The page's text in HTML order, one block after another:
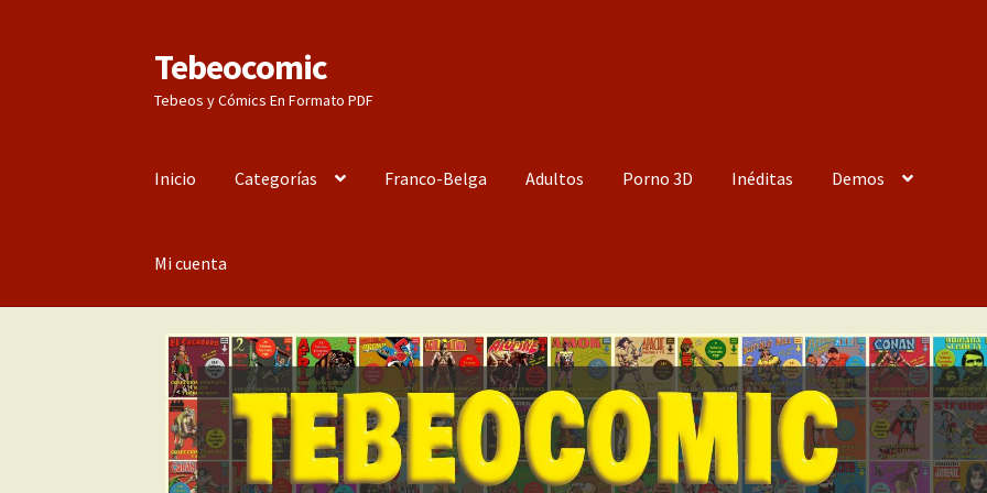
Ir
a
la
Ir
al
contenido
Tebeocomic
Tebeos y Cómics En Formato PDF
Inicio Categorías Franco-Belga Adultos Porno 3D Inéditas Demos
Mi cuenta